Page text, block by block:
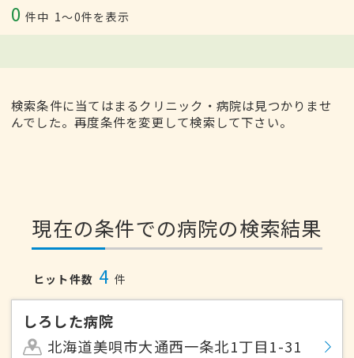
0 件中 1〜0件を表示
検索条件に当てはまるクリニック・病院は見つかりませ
んでした。再度条件を変更して検索して下さい。
現在の条件での病院の検索結果
ヒット件数 4 件
しろした病院
北海道美唄市大通西一条北1丁目1-31